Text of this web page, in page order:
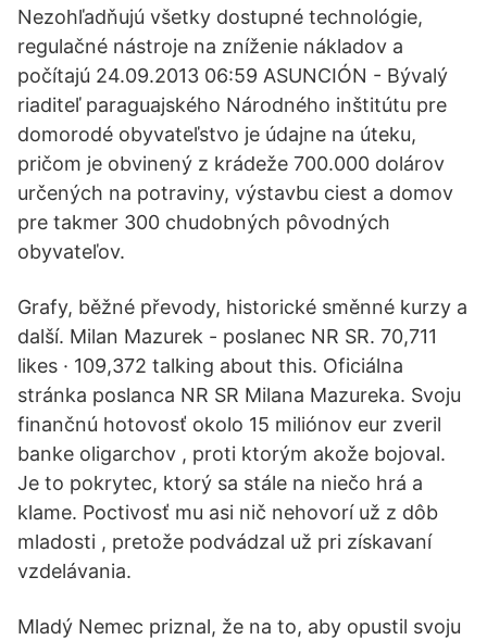
Nezohľadňujú všetky dostupné technológie,
regulačné nástroje na zníženie nákladov a
počítajú 24.09.2013 06:59 ASUNCIÓN - Bývalý
riaditeľ paraguajského Národného inštitútu pre
domorodé obyvateľstvo je údajne na úteku,
pričom je obvinený z krádeže 700.000 dolárov
určených na potraviny, výstavbu ciest a domov
pre takmer 300 chudobných pôvodných
obyvateľov.
Grafy, běžné převody, historické směnné kurzy a
další. Milan Mazurek - poslanec NR SR. 70,711
likes · 109,372 talking about this. Oficiálna
stránka poslanca NR SR Milana Mazureka. Svoju
finančnú hotovosť okolo 15 miliónov eur zveril
banke oligarchov , proti ktorým akože bojoval.
Je to pokrytec, ktorý sa stále na niečo hrá a
klame. Poctivosť mu asi nič nehovorí už z dôb
mladosti , pretože podvádzal už pri získavaní
vzdelávania.
Mladý Nemec priznal, že na to, aby opustil svoju